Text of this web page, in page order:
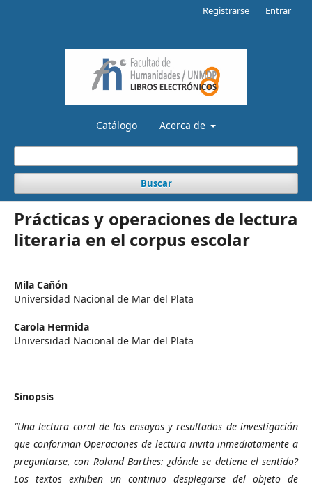
Catálogo Acerca de
Buscar
Registrarse Entrar
Prácticas y operaciones de lectura
literaria en el corpus escolar
Mila Cañón
Universidad Nacional de Mar del Plata
Carola Hermida
Universidad Nacional de Mar del Plata
Sinopsis
“Una lectura coral de los ensayos y resultados de investigación
que conforman Operaciones de lectura invita inmediatamente a
preguntarse, con Roland Barthes: ¿dónde se detiene el sentido?
Los textos exhiben un continuo desplegarse del objeto de